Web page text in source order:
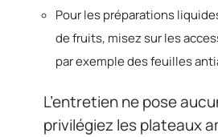
Pour les préparations
de fruits, misez sur les
par exemple des feuilles
L’entretien ne pose
privilégiez les plateaux